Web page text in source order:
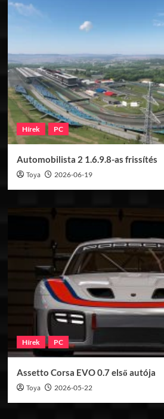
Hírek PC
Automobilista 2 1.6.9.8-as frissítés
Toya 2026-06-19
Hírek PC
Assetto Corsa EVO 0.7 első autója
Toya 2026-05-22